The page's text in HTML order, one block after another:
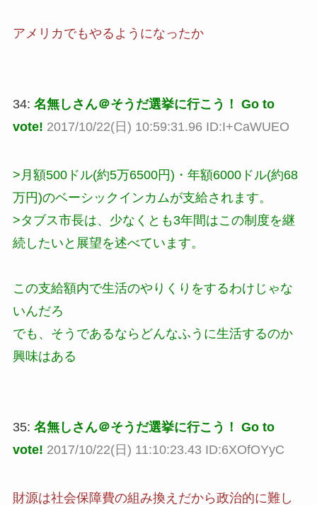
アメリカでもやるようになったか
34: 名無しさん＠そうだ選挙に行こう！ Go to
vote! 2017/10/22(日) 10:59:31.96 ID:I+CaWUEO
>月額500ドル(約5万6500円)・年額6000ドル(約68
万円)のベーシックインカムが支給されます。
>タブス市長は、少なくとも3年間はこの制度を継
続したいと展望を述べています。
この支給額内で生活のやりくりをするわけじゃな
いんだろ
でも、そうであるならどんなふうに生活するのか
興味はある
35: 名無しさん＠そうだ選挙に行こう！ Go to
vote! 2017/10/22(日) 11:10:23.43 ID:6XOfOYyC
財源は社会保障費の組み換えだから政治的に難し